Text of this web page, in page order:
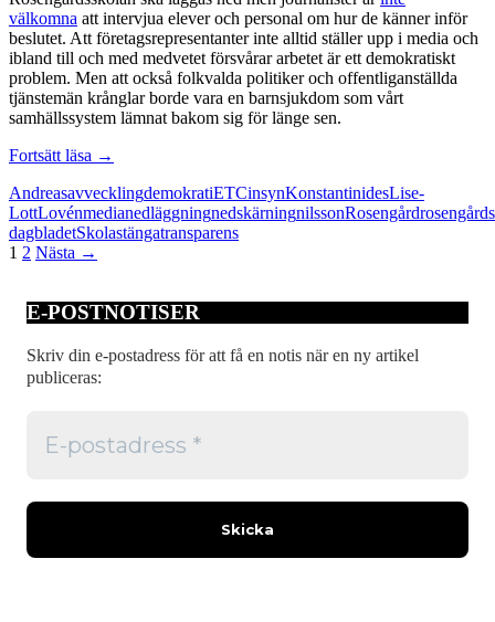
välkomna att intervjua elever och personal om hur de känner inför
beslutet. Att företagsrepresentanter inte alltid ställer upp i media och
ibland till och med medvetet försvårar arbetet är ett demokratiskt
problem. Men att också folkvalda politiker och offentliganställda
tjänstemän krånglar borde vara en barnsjukdom som vårt
samhällssystem lämnat bakom sig för länge sen.
Fortsätt läsa Insyn
A
och
O
→
AndreasavvecklingdemokratiETCinsynKonstantinidesLise-
LottLovénmedianedläggningnedskärningnilssonRosengård
dagbladetSkolastängatransparens
Inläggsnavigering
1 2 Nästa →
E-POSTNOTISER
Skriv din e-postadress för att få en notis när en ny artikel
publiceras: